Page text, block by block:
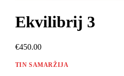
Ekvilibrij 3
€450.00
TIN SAMARŽIJA